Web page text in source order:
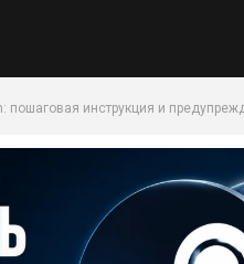
пошаговая инструкция и